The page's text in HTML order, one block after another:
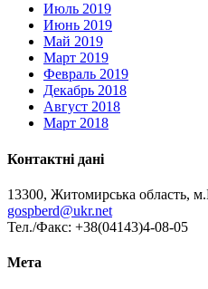
Июль 2019
Июнь 2019
Май 2019
Март 2019
Февраль 2019
Декабрь 2018
Август 2018
Март 2018
Контактні дані
13300, Житомирська область,
gospberd@ukr.net
Тел./Факс: +38(04143)4-08-05
Мета